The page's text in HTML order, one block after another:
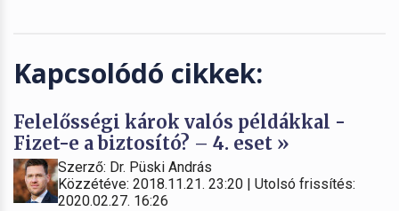
Kapcsolódó cikkek:
Felelősségi károk valós példákkal -
Fizet-e a biztosító? – 4. eset »
Szerző: Dr. Püski András
Közzétéve: 2018.11.21. 23:20 | Utolsó frissítés:
2020.02.27. 16:26